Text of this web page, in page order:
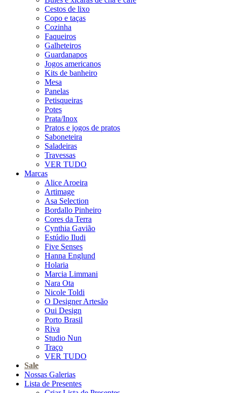
Cestos de lixo
Copo e taças
Cozinha
Faqueiros
Galheteiros
Guardanapos
Jogos americanos
Kits de banheiro
Mesa
Panelas
Petisqueiras
Potes
Prata/Inox
Pratos e jogos de pratos
Saboneteira
Saladeiras
Travessas
VER TUDO
Marcas
Alice Aroeira
Artimage
Asa Selection
Bordallo Pinheiro
Cores da Terra
Cynthia Gavião
Estúdio Iludi
Five Senses
Hanna Englund
Holaria
Marcia Limmani
Nara Ota
Nicole Toldi
O Designer Artesão
Oui Design
Porto Brasil
Riva
Studio Nun
Traço
VER TUDO
Sale
Nossas Galerias
Lista de Presentes